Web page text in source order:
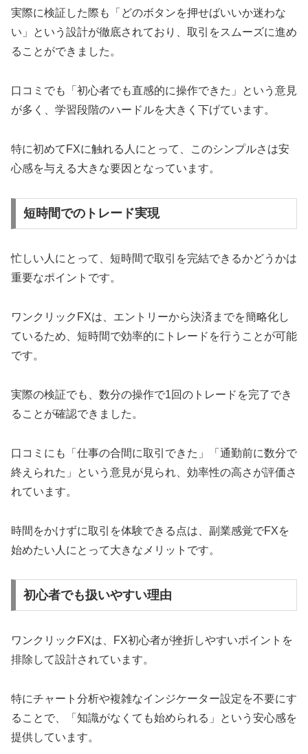
実際に検証した際も「どのボタンを押せばいいか迷わな
い」という設計が徹底されており、取引をスムーズに進め
ることができました。
口コミでも「初心者でも直感的に操作できた」という意見
が多く、学習段階のハードルを大きく下げています。
特に初めてFXに触れる人にとって、このシンプルさは安
心感を与える大きな要因となっています。
短時間でのトレード実現
忙しい人にとって、短時間で取引を完結できるかどうかは
重要なポイントです。
ワンクリックFXは、エントリーから決済までを簡略化し
ているため、短時間で効率的にトレードを行うことが可能
です。
実際の検証でも、数分の操作で1回のトレードを完了でき
ることが確認できました。
口コミにも「仕事の合間に取引できた」「通勤前に数分で
終えられた」という意見が見られ、効率性の高さが評価さ
れています。
時間をかけずに取引を体験できる点は、副業感覚でFXを
始めたい人にとって大きなメリットです。
初心者でも扱いやすい理由
ワンクリックFXは、FX初心者が挫折しやすいポイントを
排除して設計されています。
特にチャート分析や複雑なインジケーター設定を不要にす
ることで、「知識がなくても始められる」という安心感を
提供しています。